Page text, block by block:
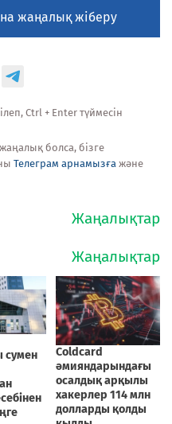
жаңалық жіберу
Ctrl + Enter түймесін
болса, бізге
Телеграм арнамызға және